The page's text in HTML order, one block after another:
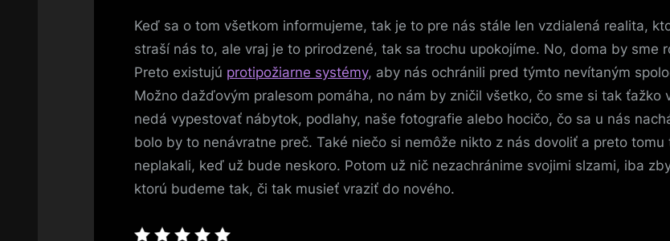
Keď sa o tom všetkom informujeme, tak je to pre nás stále len vzdialená realita,
straší nás to, ale vraj je to prirodzené, tak sa trochu upokojíme. No, doma by sme
Preto existujú protipožiarne systémy, aby nás ochránili pred týmto nevítaným
Možno dažďovým pralesom pomáha, no nám by zničil všetko, čo sme si tak
nedá vypestovať nábytok, podlahy, naše fotografie alebo hocičo, čo sa u nás
bolo by to nenávratne preč. Také niečo si nemôže nikto z nás dovoliť a preto
neplakali, keď už bude neskoro. Potom už nič nezachránime svojimi slzami, iba
ktorú budeme tak, či tak musieť vraziť do nového.